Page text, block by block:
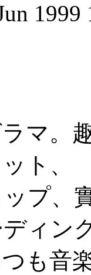
マ。
ト、
プ、
ィン
も音